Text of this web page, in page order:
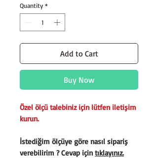
Quantity *
Add to Cart
Buy Now
Özel ölçü talebiniz için lütfen iletişim
kurun.
İstediğim ölçüye göre nasıl sipariş
verebilirim ? Cevap için tıklayınız.